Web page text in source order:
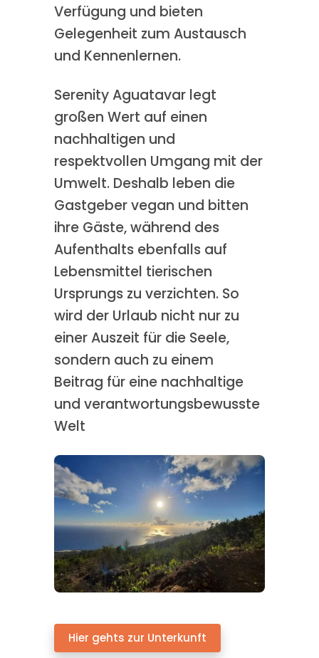
Verfügung und bieten
Gelegenheit zum Austausch
und Kennenlernen.
Serenity Aguatavar legt
großen Wert auf einen
nachhaltigen und
respektvollen Umgang mit der
Umwelt. Deshalb leben die
Gastgeber vegan und bitten
ihre Gäste, während des
Aufenthalts ebenfalls auf
Lebensmittel tierischen
Ursprungs zu verzichten. So
wird der Urlaub nicht nur zu
einer Auszeit für die Seele,
sondern auch zu einem
Beitrag für eine nachhaltige
und verantwortungsbewusste
Welt
Hier gehts zur Unterkunft